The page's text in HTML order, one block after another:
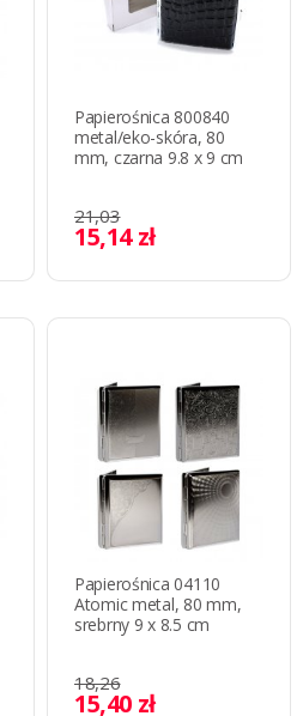
Papierośnica 800840
metal/eko-skóra, 80
mm, czarna 9.8 x 9 cm
21,03
15,14 zł
Papierośnica 04110
Atomic metal, 80 mm,
srebrny 9 x 8.5 cm
18,26
15,40 zł